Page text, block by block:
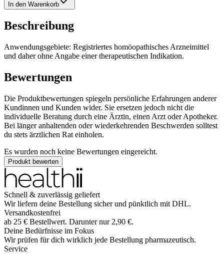
In den Warenkorb
Beschreibung
Anwendungsgebiete: Registriertes homöopathisches Arzneimittel
und daher ohne Angabe einer therapeutischen Indikation.
Bewertungen
Die Produktbewertungen spiegeln persönliche Erfahrungen anderer
Kundinnen und Kunden wider. Sie ersetzen jedoch nicht die
individuelle Beratung durch eine Ärztin, einen Arzt oder Apotheker.
Bei länger anhaltenden oder wiederkehrenden Beschwerden solltest
du stets ärztlichen Rat einholen.
Es wurden noch keine Bewertungen eingereicht.
Produkt bewerten
Schnell & zuverlässig geliefert
Wir liefern deine Bestellung sicher und pünktlich mit DHL.
Versandkostenfrei
ab 25 € Bestellwert. Darunter nur 2,90 €.
Deine Bedürfnisse im Fokus
Wir prüfen für dich wirklich jede Bestellung pharmazeutisch.
Service